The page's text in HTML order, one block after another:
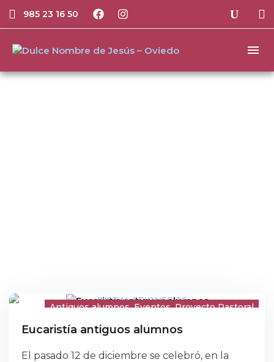
985 23 16 50
Antiguos alumnos Eventos Proyecto Pastoral
Eucaristía antiguos alumnos
El pasado 12 de diciembre se celebró, en la
Title
Description